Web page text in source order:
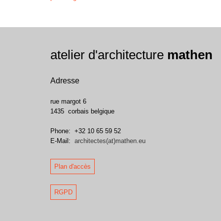
atelier d'architecture mathen
Adresse
rue margot 6
1435 corbais belgique
Phone: +32 10 65 59 52
E-Mail: architectes(at)mathen.eu
Plan d'accès
RGPD